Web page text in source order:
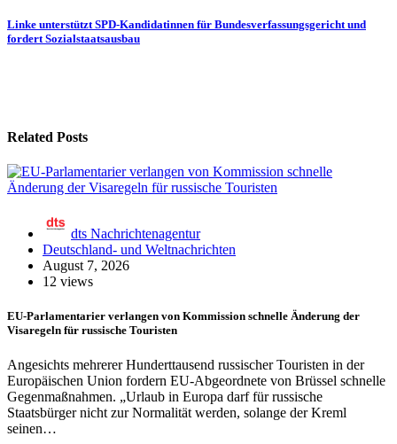
Linke unterstützt SPD-Kandidatinnen für Bundesverfassungsgericht und
fordert Sozialstaatsausbau
Related Posts
dts Nachrichtenagentur
Deutschland- und Weltnachrichten
August 7, 2026
12 views
EU-Parlamentarier verlangen von Kommission schnelle Änderung der
Visaregeln für russische Touristen
Angesichts mehrerer Hunderttausend russischer Touristen in der
Europäischen Union fordern EU-Abgeordnete von Brüssel schnelle
Gegenmaßnahmen. „Urlaub in Europa darf für russische
Staatsbürger nicht zur Normalität werden, solange der Kreml
seinen…